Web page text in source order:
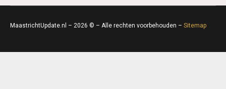
MaastrichtUpdate.nl – 2026 © – Alle rechten voorbehouden – Sitemap